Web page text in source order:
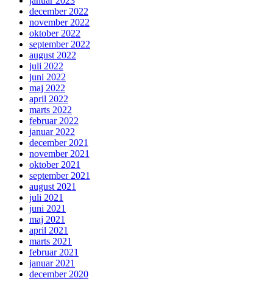
december 2022
november 2022
oktober 2022
september 2022
august 2022
juli 2022
juni 2022
maj 2022
april 2022
marts 2022
februar 2022
januar 2022
december 2021
november 2021
oktober 2021
september 2021
august 2021
juli 2021
juni 2021
maj 2021
april 2021
marts 2021
februar 2021
januar 2021
december 2020